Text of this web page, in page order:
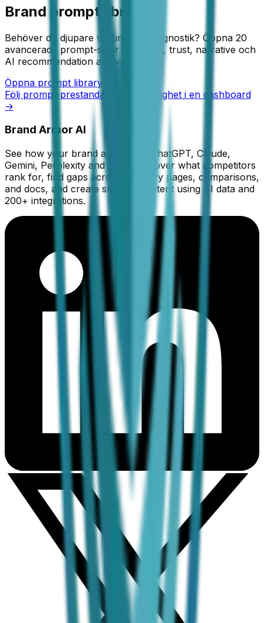
Brand prompt library
Behöver du djupare varumärkesdiagnostik? Öppna 20
avancerade prompt-sidor för recall, trust, narrative och
AI recommendation analysis.
Öppna prompt library
Följ prompt-prestanda och AI-synlighet i en dashboard
→
Brand Armor AI
See how your brand appears in ChatGPT, Claude,
Gemini, Perplexity and Grok. Discover what competitors
rank for, find gaps across category pages, comparisons,
and docs, and create smarter content using AI data and
200+ integrations.